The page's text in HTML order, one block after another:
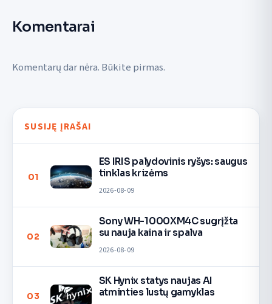
Komentarai
Komentarų dar nėra. Būkite pirmas.
SUSIJĘ ĮRAŠAI
01
ES IRIS palydovinis ryšys: saugus
tinklas krizėms
2026-08-09
02
Sony WH-1000XM4C sugrįžta
su nauja kaina ir spalva
2026-08-09
03
SK Hynix statys naujas AI
atminties lustų gamyklas